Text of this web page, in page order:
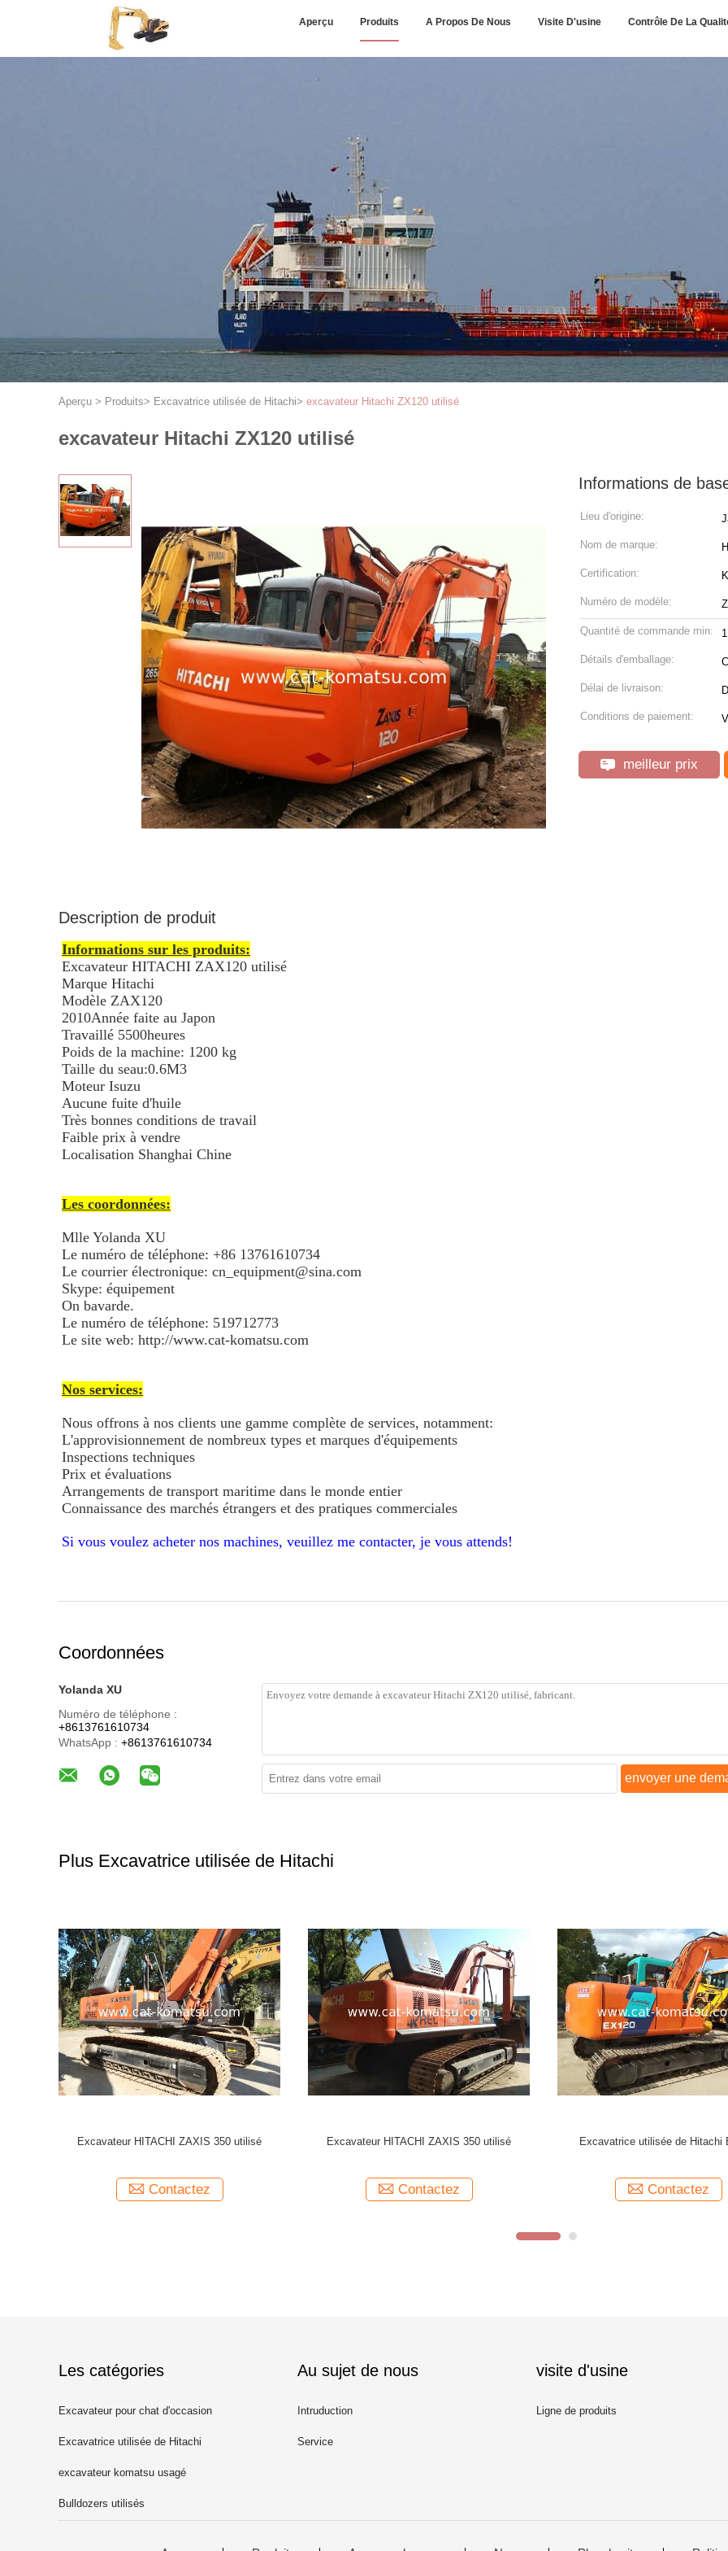
Aperçu Produits A Propos De Nous Visite D'usine Contrôle De La
Aperçu > Produits> Excavatrice utilisée de Hitachi> excavateur Hitachi ZX120 utilisé
excavateur Hitachi ZX120 utilisé
Informations de
Lieu d'origine:
Nom de marque:
Certification:
Numéro de modèle:
Quantité de commande min: 1
Détails d'emballage:
Délai de livraison:
Conditions de paiement:
meilleur prix
Description de produit
Informations sur les produits:
Excavateur HITACHI ZAX120 utilisé
Marque Hitachi
Modèle ZAX120
2010Année faite au Japon
Travaillé 5500heures
Poids de la machine: 1200 kg
Taille du seau:0.6M3
Moteur Isuzu
Aucune fuite d'huile
Très bonnes conditions de travail
Faible prix à vendre
Localisation Shanghai Chine
Les coordonnées:
Mlle Yolanda XU
Le numéro de téléphone: +86 13761610734
Le courrier électronique: cn_equipment@sina.com
Skype: équipement
On bavarde.
Le numéro de téléphone: 519712773
Le site web: http://www.cat-komatsu.com
Nos services:
Nous offrons à nos clients une gamme complète de services, notamment:
L'approvisionnement de nombreux types et marques d'équipements
Inspections techniques
Prix et évaluations
Arrangements de transport maritime dans le monde entier
Connaissance des marchés étrangers et des pratiques commerciales
Si vous voulez acheter nos machines, veuillez me contacter, je vous attends!
Coordonnées
Yolanda XU
Numéro de téléphone :
+8613761610734
WhatsApp : +8613761610734
envoyer une
Plus Excavatrice utilisée de Hitachi
Excavateur HITACHI ZX240 ZX120 ZX200
Contactez
Excavateur Hitachi ZX350 utilisé
Contactez
Excavateur Hitachi ZX350
Contactez
Les catégories
Excavateur pour chat d'occasion
Excavatrice utilisée de Hitachi
excavateur komatsu usagé
Bulldozers utilisés
Au sujet de nous
Intruduction
Service
visite d'usine
Ligne de produits